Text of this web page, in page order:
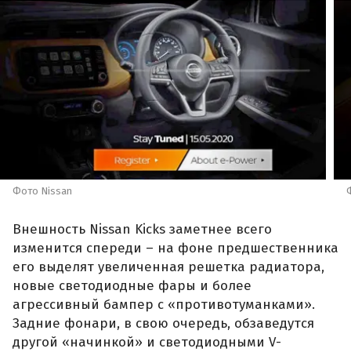
Фото Nissan
Внешность Nissan Kicks заметнее всего
изменится спереди – на фоне предшественника
его выделят увеличенная решетка радиатора,
новые светодиодные фары и более
агрессивный бампер с «противотуманками».
Задние фонари, в свою очередь, обзаведутся
другой «начинкой» и светодиодными V-